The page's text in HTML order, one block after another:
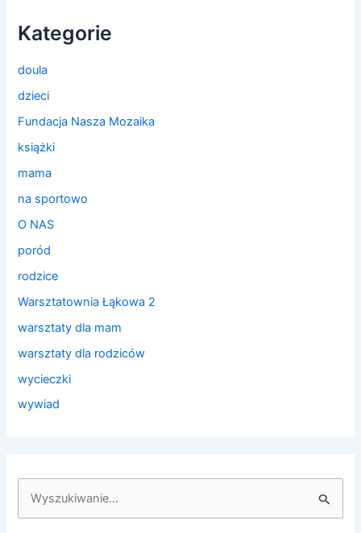
Kategorie
doula
dzieci
Fundacja Nasza Mozaika
książki
mama
na sportowo
O NAS
poród
rodzice
Warsztatownia Łąkowa 2
warsztaty dla mam
warsztaty dla rodziców
wycieczki
wywiad